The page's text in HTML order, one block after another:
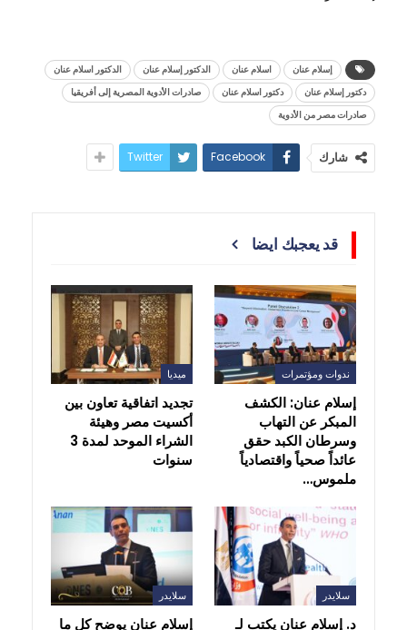
إسلام عنان اسلام عنان الدكتور إسلام عنان
الدكتور اسلام عنان
دكتور إسلام عنان
دكتور اسلام عنان
صادرات الأدوية المصرية إلى أفريقيا
صادرات مصر من الأدوية
شارك Facebook
Twitter
قد يعجبك ايضا
ندوات ومؤتمرات
إسلام عنان: الكشف
المبكر عن التهاب
وسرطان الكبد حقق
عائداً صحياً واقتصادياً
ملموس…
ميديا
تجديد اتفاقية تعاون بين
أكسيت مصر وهيئة
الشراء الموحد لمدة 3
سنوات
سلايدر
د. إسلام عنان يكتب لـ
سلايدر
إسلام عنان يوضح كل ما